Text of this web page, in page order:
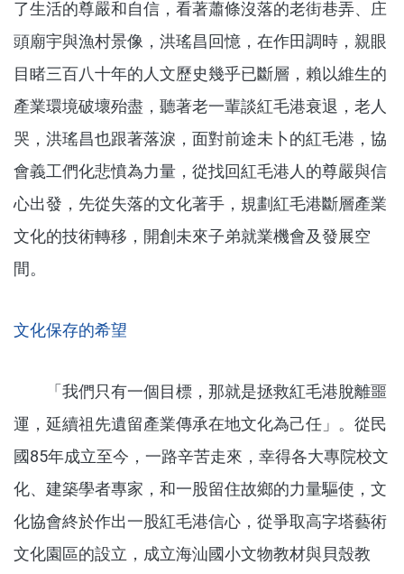
了生活的尊嚴和自信，看著蕭條沒落的老街巷弄、庄
頭廟宇與漁村景像，洪瑤昌回憶，在作田調時，親眼
目睹三百八十年的人文歷史幾乎已斷層，賴以維生的
產業環境破壞殆盡，聽著老一輩談紅毛港衰退，老人
哭，洪瑤昌也跟著落淚，面對前途未卜的紅毛港，協
會義工們化悲憤為力量，從找回紅毛港人的尊嚴與信
心出發，先從失落的文化著手，規劃紅毛港斷層產業
文化的技術轉移，開創未來子弟就業機會及發展空
間。
文化保存的希望
「我們只有一個目標，那就是拯救紅毛港脫離噩
運，延續祖先遺留產業傳承在地文化為己任」。從民
國85年成立至今，一路辛苦走來，幸得各大專院校文
化、建築學者專家，和一股留住故鄉的力量驅使，文
化協會終於作出一股紅毛港信心，從爭取高字塔藝術
文化園區的設立，成立海汕國小文物教材與貝殼教